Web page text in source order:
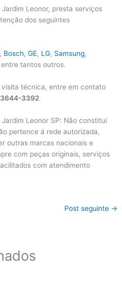
Leonor, presta serviços
dos seguintes
, Bosch,GE, LG, Samsung,
entre tantos outros.
técnica, entre em contato
3644-3392
Leonor SP: Não constitui
pertence á rede autorizada,
outras marcas nacionais e
com peças originais, serviços
com atendimento
Post seguinte →